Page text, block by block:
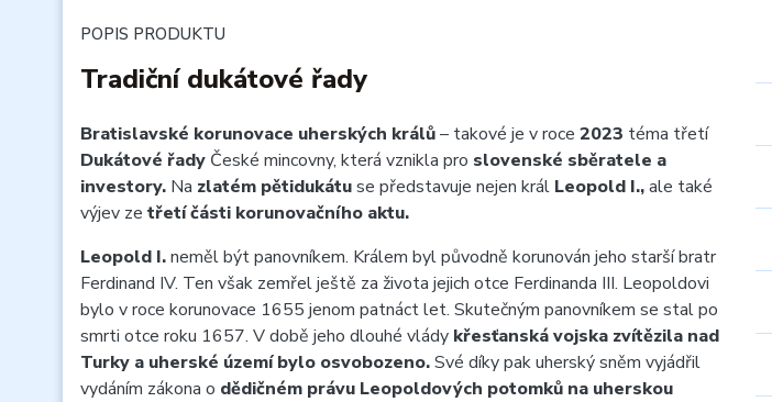
POPIS PRODUKTU
Tradiční dukátové řady
Bratislavské korunovace uherských králů– takové je v roce 2023 téma třetí
Dukátové řady České mincovny, která vznikla pro slovenské sběratele a
investory. Na zlatém pětidukátuse představuje nejen král Leopold I.,ale také
výjev ze třetí části korunovačního aktu.
Leopold I.neměl být panovníkem. Králem byl původně korunován jeho starší bratr
Ferdinand IV. Ten však zemřel ještě za života jejich otce Ferdinanda III. Leopoldovi
bylo v roce korunovace 1655 jenom patnáct let. Skutečným panovníkem se stal po
smrti otce roku 1657. V době jeho dlouhé vlády křesťanská vojska zvítězila nad
Turky a uherské území bylo osvobozeno.Své díky pak uherský sněm vyjádřil
vydáním zákona o dědičném právu Leopoldových potomků na uherskou